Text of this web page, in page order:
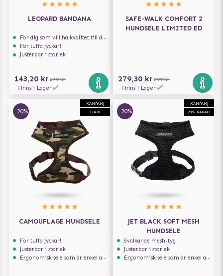
LEOPARD BANDANA
För dig som vill ha kvalitet till din hund!
För tuffa jyckar!
Justerbar i storlek
143,20 kr 179 kr
Finns i Lager
SAFE-WALK COMFORT 2
HUNDSELE LIMITED ED
279,30 kr 399 kr
Finns i Lager
KAMPANJ
UP20
-20%
CAMOUFLAGE HUNDSELE
För tuffa jyckar!
Justerbar i storlek
Ergonomisk sele som är enkel att ta på och av
KAMPANJ
20% RABATT
-20%
JET BLACK SOFT MESH
HUNDSELE
Svalkande mesh-tyg
Justerbar i storlek
Ergonomisk sele som är enkel att ta på och av